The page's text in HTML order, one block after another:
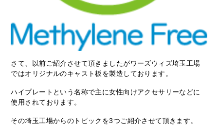
さて、以前ご紹介させて頂きましたがワーズウィズ埼玉工場
ではオリジナルのキャスト板を製造しております。
ハイプレートという名称で主に女性向けアクセサリーなどに
使用されております。
その埼玉工場からのトピックを3つご紹介させて頂きます。